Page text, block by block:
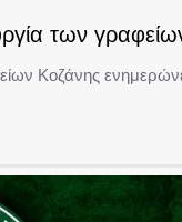
των
Κοζάνης